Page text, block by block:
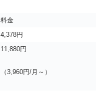
料金
4,378円
11,880円
（3,960円/月～）